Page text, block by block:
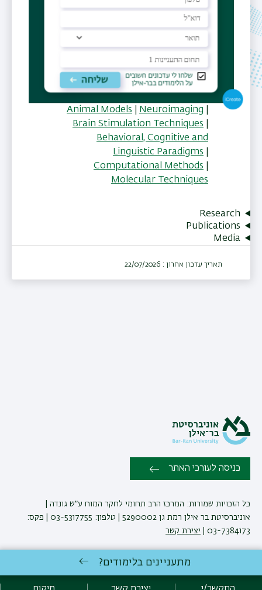
Learning and
Translational
Neuroscience
Neurobiology|Machine
|Acquired and
Developmental Impairments
Animal Models
Neuroimaging
Brain Stimulation Techniques
Behavioral, Cognitive and
Linguistic Paradigms
Computational Methods
Molecular Techniques
Research
Publications
Media
תאריך עדכון אחרון : 22/07/2026
כניסה לעורכי האתר
כל הזכויות שמורות: המרכז הרב תחומי לחקר המוח ע״ש גונדה |
אוניברסיטת בר אילן רמת גן 5290002 | טלפון: 03-5317755 | פקס:
03-7384173 |
יצירת קשר
אגף תקשוב, אוניברסיטת בר-אילן
מתעניינים בלימודים?